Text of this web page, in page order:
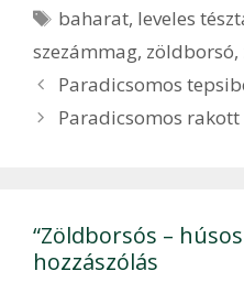
Címkék
baharat, leveles
szezámmag, zöldborsó,
Bejegyzés
navigáció
Paradicsomos
Paradicsomos
“Zöldborsós –
hozzászólás